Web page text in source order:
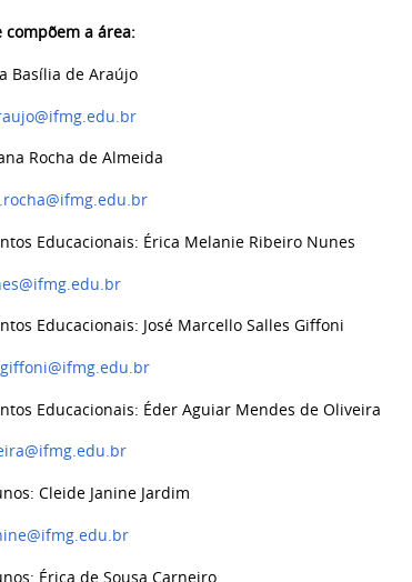
compõem a área:
Basília de Araújo
Rocha de Almeida
Educacionais: Érica Melanie Ribeiro Nunes
Educacionais: José Marcello Salles Giffoni
Educacionais: Éder Aguiar Mendes de Oliveira
Cleide Janine Jardim
Érica de Sousa Carneiro